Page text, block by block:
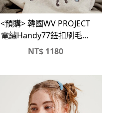
<預購> 韓國WV PROJECT
電繡Handy77鈕扣刷毛帽
T#帽踢
NT$1180